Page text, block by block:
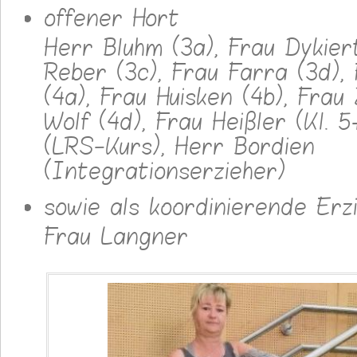
offener Hort
Herr Bluhm (3a), Frau
Reber (3c), Frau Farra (3d),
(4a), Frau Huisken (4b), Frau
Wolf (4d), Frau Heißler (Kl.
(LRS-Kurs), Herr Bordien
(Integrationserzieher)
sowie als koordinierende
Frau Langner